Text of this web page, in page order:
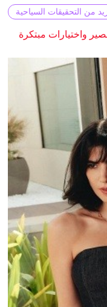
من التحقيقات السياحية
واختيارات مبتكرة